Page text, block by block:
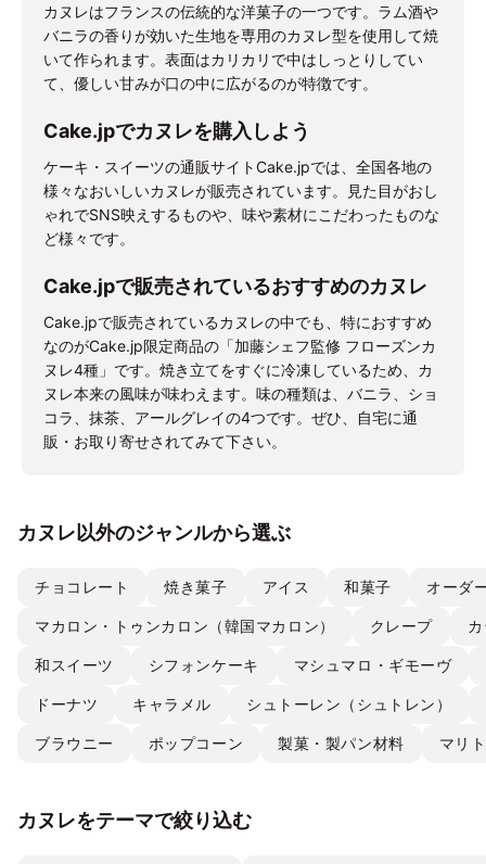
カヌレはフランスの伝統的な洋菓子の一つです。ラム酒や
バニラの香りが効いた生地を専用のカヌレ型を使用して焼
いて作られます。表面はカリカリで中はしっとりしてい
て、優しい甘みが口の中に広がるのが特徴です。
Cake.jpでカヌレを購入しよう
ケーキ・スイーツの通販サイトCake.jpでは、全国各地の
様々なおいしいカヌレが販売されています。見た目がおし
ゃれでSNS映えするものや、味や素材にこだわったものな
ど様々です。
Cake.jpで販売されているおすすめのカヌレ
Cake.jpで販売されているカヌレの中でも、特におすすめ
なのがCake.jp限定商品の「加藤シェフ監修 フローズンカ
ヌレ4種」です。焼き立てをすぐに冷凍しているため、カ
ヌレ本来の風味が味わえます。味の種類は、バニラ、ショ
コラ、抹茶、アールグレイの4つです。ぜひ、自宅に通
販・お取り寄せされてみて下さい。
カヌレ以外のジャンルから選ぶ
チョコレート 焼き菓子 アイス 和菓子 オーダ
マカロン・トゥンカロン（韓国マカロン） クレープ
和スイーツ シフォンケーキ マシュマロ・ギモーヴ
ドーナツ キャラメル シュトーレン（シュトレン）
ブラウニー ポップコーン 製菓・製パン材料 マリ
カヌレをテーマで絞り込む